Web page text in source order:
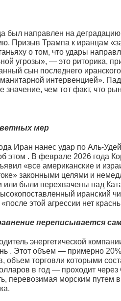
был направлен на
Призыв Трампа к иранцам
о том, что удары
угрозы», — это риторика,
сын последнего
интервенцией».
значение, чем тот факт, что
мер
Иран нанес удар по Аль-
этом . В феврале 2026 года
«все американские и
законными целями и
или были перехвачены над
иранский
этой агрессии нет
переписывается
энергетической
. Этот объем — примерно
объем торговли которыми
в год — проходит через
перевозимая морским путем